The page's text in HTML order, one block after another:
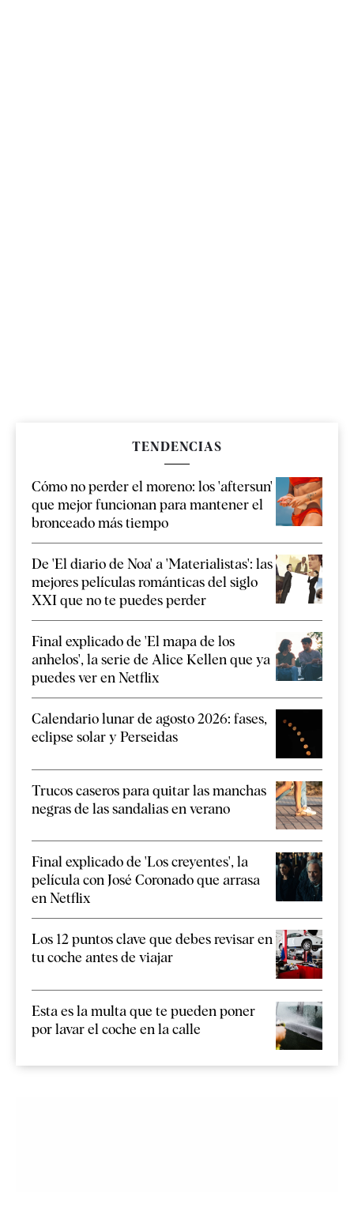
TENDENCIAS
Cómo no perder el moreno: los 'aftersun'
que mejor funcionan para mantener el
bronceado más tiempo
De 'El diario de Noa' a 'Materialistas': las
mejores películas románticas del siglo
XXI que no te puedes perder
Final explicado de 'El mapa de los
anhelos', la serie de Alice Kellen que ya
puedes ver en Netflix
Calendario lunar de agosto 2026: fases,
eclipse solar y Perseidas
Trucos caseros para quitar las manchas
negras de las sandalias en verano
Final explicado de 'Los creyentes', la
película con José Coronado que arrasa
en Netflix
Los 12 puntos clave que debes revisar en
tu coche antes de viajar
Esta es la multa que te pueden poner
por lavar el coche en la calle